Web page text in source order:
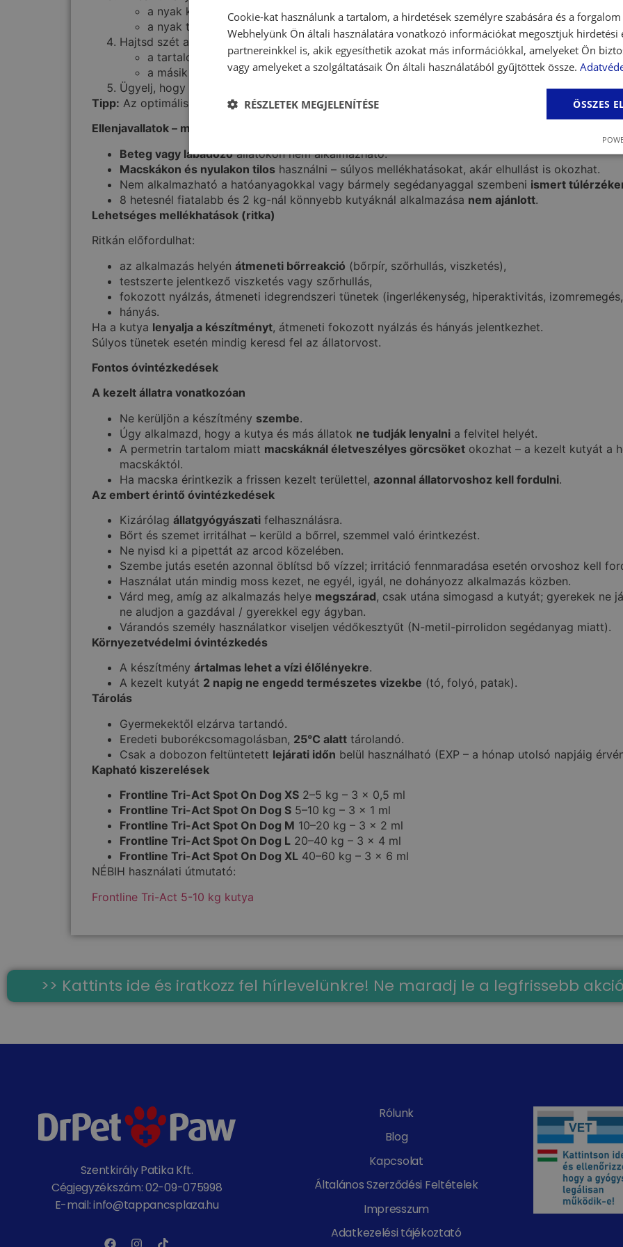
a nyak közepe (nyakszirt és lapocka között),
a nyak töve, a lapockák előtt.
Hajtsd szét a szőrt, hogy a bőr látszódjon, érintsd a pipetta hegyét a bőrhöz,
a tartalom kb. felét vidd fel a nyak közepén,
a másik felét a nyak tövén, a lapockák előtt.
Ügyelj, hogy
Tipp: Az optimális védelem érdekében minden kutyát kezelj rendszeresen, a használati útmutatónak
Ellenjavallatok – mikor NEM javasolt a Frontline spot on?
Beteg vagy lábadozóállatokon nem alkalmazható.
Macskákon és nyulakon tilos használni – súlyos mellékhatásokat, akár elhullást is okozhat.
Nem alkalmazható a hatóanyagokkal vagy bármely segédanyaggal szembeni ismert
8 hetesnél fiatalabb és 2 kg-nál könnyebb kutyáknál alkalmazása nem ajánlott.
Lehetséges mellékhatások (ritka)
Ritkán előfordulhat:
az alkalmazás helyén átmeneti bőrreakció (bőrpír, szőrhullás, viszketés),
testszerte jelentkező viszketés vagy szőrhullás,
fokozott nyálzás, átmeneti idegrendszeri tünetek (ingerlékenység, hiperaktivitás,
hányás.
Ha a kutya lenyalja a készítményt, átmeneti fokozott nyálzás és hányás jelentkezhet.
Súlyos tünetek esetén mindig keresd fel az állatorvost.
Fontos óvintézkedések
A kezelt állatra vonatkozóan
Ne kerüljön a készítmény szembe.
Úgy alkalmazd, hogy a kutya és más állatok ne tudják lenyalni a felvitel helyét.
A permetrin tartalom miatt macskáknál életveszélyes görcsöket okozhat – a kezelt kutyát a
macskáktól.
Ha macska érintkezik a frissen kezelt területtel, azonnal állatorvoshoz kell fordulni.
Az embert érintő óvintézkedések
Kizárólag állatgyógyászati felhasználásra.
Bőrt és szemet irritálhat – kerüld a bőrrel, szemmel való érintkezést.
Ne nyisd ki a pipettát az arcod közelében.
Szembe jutás esetén azonnal öblítsd bő vízzel; irritáció fennmaradása esetén orvoshoz kell
Használat után mindig moss kezet, ne egyél, igyál, ne dohányozz alkalmazás közben.
Várd meg, amíg az alkalmazás helye megszárad, csak utána simogasd a kutyát; gyerekek ne
ne aludjon a gazdával / gyerekkel egy ágyban.
Várandós személy használatkor viseljen védőkesztyűt (N-metil-pirrolidon segédanyag miatt).
Környezetvédelmi óvintézkedés
A készítmény ártalmas lehet a vízi élőlényekre.
A kezelt kutyát 2 napig ne engedd természetes vizekbe (tó, folyó, patak).
Tárolás
Gyermekektől elzárva tartandó.
Eredeti buborékcsomagolásban, 25°C alatt tárolandó.
Csak a dobozon feltüntetett lejárati időn belül használható (EXP – a hónap utolsó napjáig
Kapható kiszerelések
Frontline Tri-Act Spot On Dog XS 2–5 kg – 3 × 0,5 ml
Frontline Tri-Act Spot On Dog S 5–10 kg – 3 × 1 ml
Frontline Tri-Act Spot On Dog M 10–20 kg – 3 × 2 ml
Frontline Tri-Act Spot On Dog L 20–40 kg – 3 × 4 ml
Frontline Tri-Act Spot On Dog XL 40–60 kg – 3 × 6 ml
NÉBIH használati útmutató:
Frontline Tri-Act 5-10 kg kutya
>> Kattints ide és iratkozz fel hírlevelünkre! Ne maradj le a legfrissebb
Szentkirály Patika Kft.
Cégjegyzékszám: 02-09-075998
E-mail: info@tappancsplaza.hu
Rólunk
Blog
Kapcsolat
Általános Szerződési Feltételek
Impresszum
Adatkezelési tájékoztató
Cookie-kat használunk a tartalom, a hirdetések személyre szabására és a forgalom
Webhelyünk Ön általi használatára vonatkozó információkat megosztjuk hirdetési
partnereinkkel is, akik egyesíthetik azokat más információkkal, amelyeket Ön
vagy amelyeket a szolgáltatásaik Ön általi használatából gyűjtöttek össze.
ÖSSZES
RÉSZLETEK MEGJELENÍTÉSE